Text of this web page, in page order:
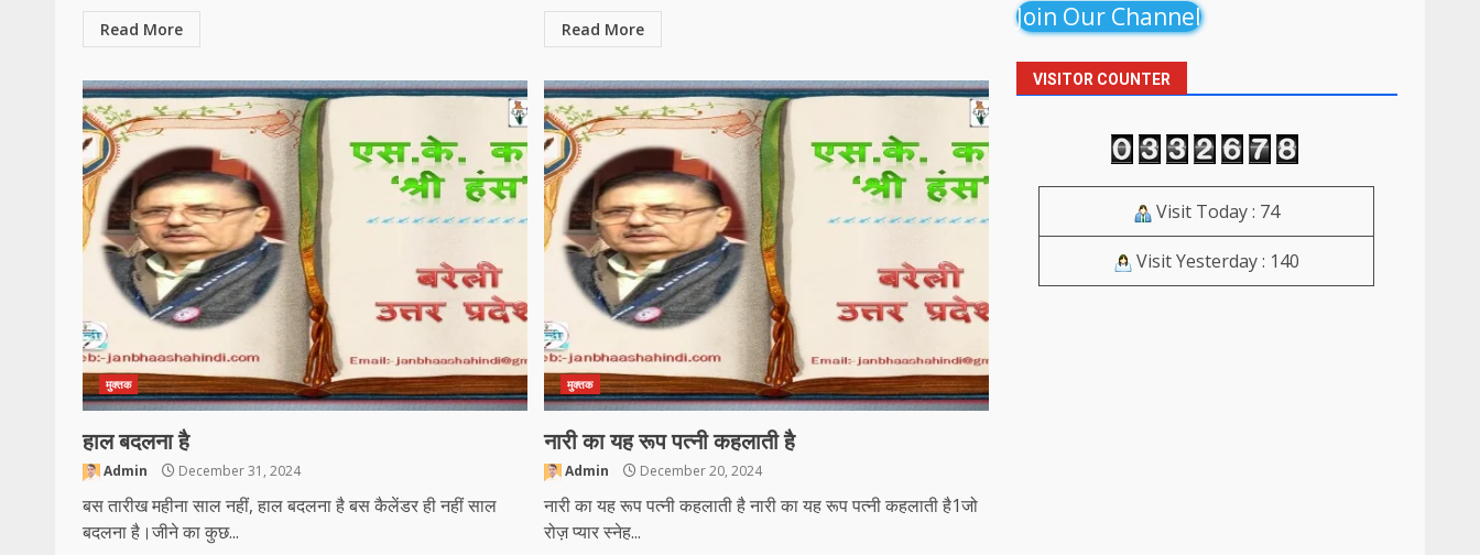
Read More Read More
मुक्तक
हाल बदलना है
Admin December 31, 2024
बस तारीख महीना साल नहीं, हाल बदलना है बस कैलेंडर ही नहीं साल
बदलना है।जीने का कुछ...
मुक्तक
नारी का यह रूप पत्नी कहलाती है
Admin December 20, 2024
नारी का यह रूप पत्नी कहलाती है नारी का यह रूप पत्नी कहलाती है1जो
रोज़ प्यार स्नेह...
Join Our Channel
VISITOR COUNTER
Visit Today : 74
Visit Yesterday : 140